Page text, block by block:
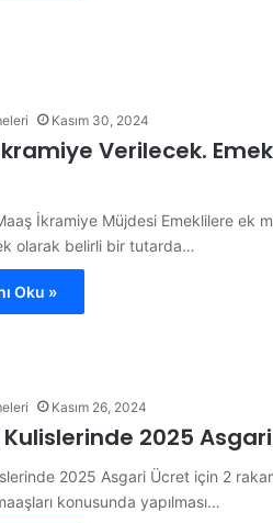
Kasım 30, 2024
Verilecek.
İkramiye Müjdesi Emeklilere ek
olarak belirli bir tutarda…
Oku »
Kasım 26, 2024
2025
2025 Asgari Ücret için 2
konusunda yapılması…